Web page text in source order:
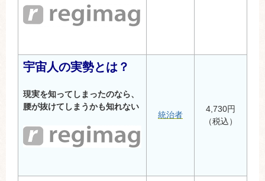
宇宙人の実勢とは？
現実を知ってしまったのなら、
腰が抜けてしまうかも知れない
統治者
4,730円
（税込）